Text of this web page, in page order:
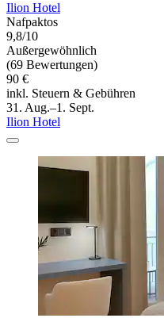
Ilion Hotel
Nafpaktos
9,8/10
Außergewöhnlich
(69 Bewertungen)
90 €
inkl. Steuern & Gebühren
31. Aug.–1. Sept.
Ilion Hotel